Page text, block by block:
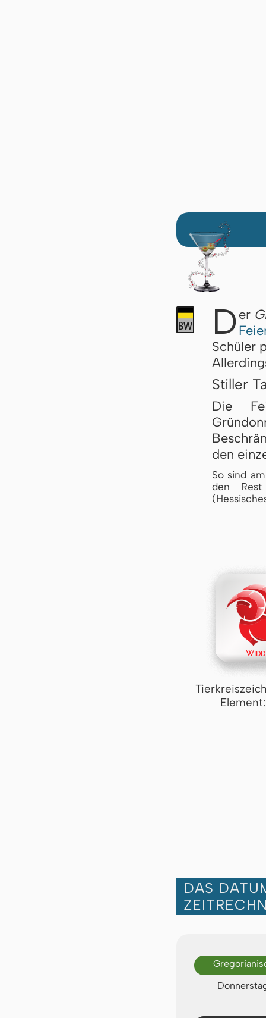
Der
Schüler
Stiller
Die
den
So sind
den Rest
DAS